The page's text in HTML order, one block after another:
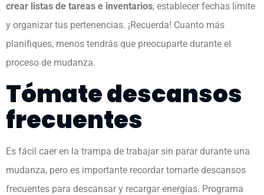
crear listas de tareas e inventarios, establecer fechas límite
y organizar tus pertenencias. ¡Recuerda! Cuanto más
planifiques, menos tendrás que preocuparte durante el
proceso de mudanza.
Tómate descansos
frecuentes
Es fácil caer en la trampa de trabajar sin parar durante una
mudanza, pero es importante recordar tomarte descansos
frecuentes para descansar y recargar energías. Programa